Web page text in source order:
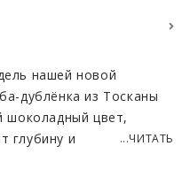
нашей новой
дублёнка из Тосканы
шоколадный цвет,
глубину и
...ЧИТАТЬ